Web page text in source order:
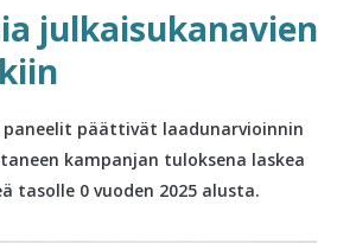
julkaisukanavien
paneelit päättivät laadunarvioinnin
kampanjan tuloksena laskea
tasolle 0 vuoden 2025 alusta.